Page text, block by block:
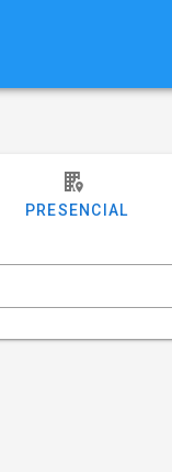
PRESENCIAL